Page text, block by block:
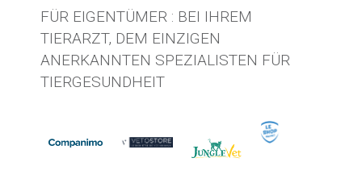
FÜR EIGENTÜMER : BEI IHREM
TIERARZT, DEM EINZIGEN
ANERKANNTEN SPEZIALISTEN FÜR
TIERGESUNDHEIT